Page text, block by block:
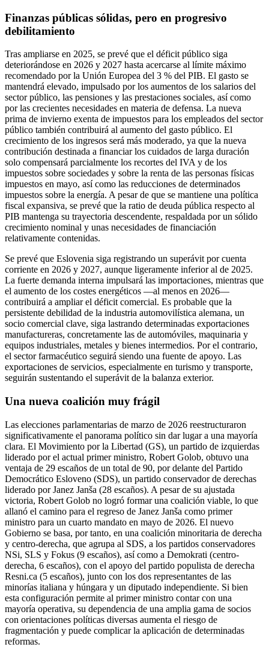
Finanzas públicas sólidas, pero en progresivo
debilitamiento
Tras ampliarse en 2025, se prevé que el déficit público siga
deteriorándose en 2026 y 2027 hasta acercarse al límite máximo
recomendado por la Unión Europea del 3 % del PIB. El gasto se
mantendrá elevado, impulsado por los aumentos de los salarios del
sector público, las pensiones y las prestaciones sociales, así como
por las crecientes necesidades en materia de defensa. La nueva
prima de invierno exenta de impuestos para los empleados del sector
público también contribuirá al aumento del gasto público. El
crecimiento de los ingresos será más moderado, ya que la nueva
contribución destinada a financiar los cuidados de larga duración
solo compensará parcialmente los recortes del IVA y de los
impuestos sobre sociedades y sobre la renta de las personas físicas
impuestos en mayo, así como las reducciones de determinados
impuestos sobre la energía. A pesar de que se mantiene una política
fiscal expansiva, se prevé que la ratio de deuda pública respecto al
PIB mantenga su trayectoria descendente, respaldada por un sólido
crecimiento nominal y unas necesidades de financiación
relativamente contenidas.
Se prevé que Eslovenia siga registrando un superávit por cuenta
corriente en 2026 y 2027, aunque ligeramente inferior al de 2025.
La fuerte demanda interna impulsará las importaciones, mientras que
el aumento de los costes energéticos —al menos en 2026—
contribuirá a ampliar el déficit comercial. Es probable que la
persistente debilidad de la industria automovilística alemana, un
socio comercial clave, siga lastrando determinadas exportaciones
manufactureras, concretamente las de automóviles, maquinaria y
equipos industriales, metales y bienes intermedios. Por el contrario,
el sector farmacéutico seguirá siendo una fuente de apoyo. Las
exportaciones de servicios, especialmente en turismo y transporte,
seguirán sustentando el superávit de la balanza exterior.
Una nueva coalición muy frágil
Las elecciones parlamentarias de marzo de 2026 reestructuraron
significativamente el panorama político sin dar lugar a una mayoría
clara. El Movimiento por la Libertad (GS), un partido de izquierdas
liderado por el actual primer ministro, Robert Golob, obtuvo una
ventaja de 29 escaños de un total de 90, por delante del Partido
Democrático Esloveno (SDS), un partido conservador de derechas
liderado por Janez Janša (28 escaños). A pesar de su ajustada
victoria, Robert Golob no logró formar una coalición viable, lo que
allanó el camino para el regreso de Janez Janša como primer
ministro para un cuarto mandato en mayo de 2026. El nuevo
Gobierno se basa, por tanto, en una coalición minoritaria de derecha
y centro-derecha, que agrupa al SDS, a los partidos conservadores
NSi, SLS y Fokus (9 escaños), así como a Demokrati (centro-
derecha, 6 escaños), con el apoyo del partido populista de derecha
Resni.ca (5 escaños), junto con los dos representantes de las
minorías italiana y húngara y un diputado independiente. Si bien
esta configuración permite al primer ministro contar con una
mayoría operativa, su dependencia de una amplia gama de socios
con orientaciones políticas diversas aumenta el riesgo de
fragmentación y puede complicar la aplicación de determinadas
reformas.